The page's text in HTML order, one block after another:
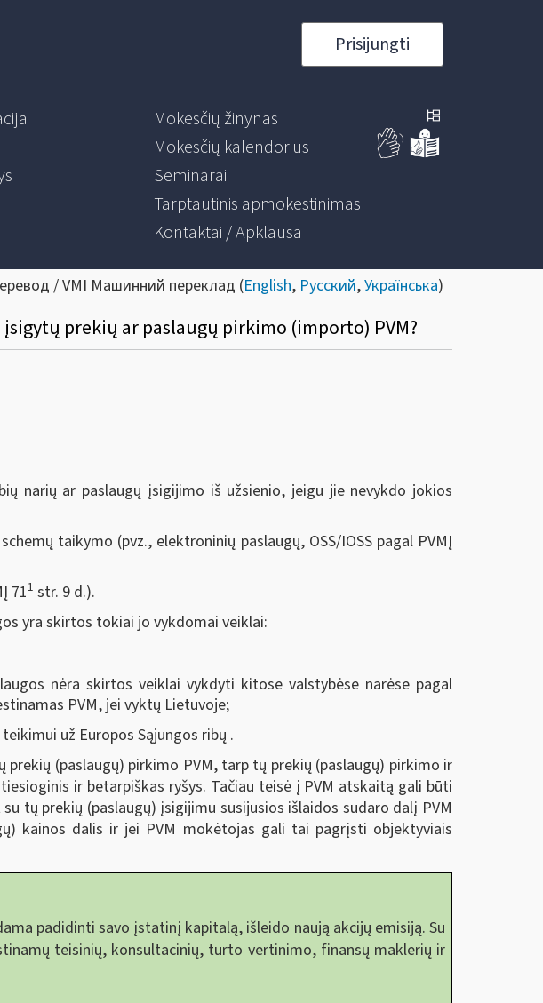
Prisijungti
Mokesčių žinynas
Mokesčių kalendorius
Seminarai
Tarptautinis apmokestinimas
Kontaktai / Apklausa
/ VMI Машинний переклад (English, Русский,Українська)
prekių ar paslaugų pirkimo (importo) PVM?
narių ar paslaugų įsigijimo iš užsienio, jeigu jie nevykdo jokios
taikymo (pvz., elektroninių paslaugų, OSS/IOSS pagal PVMĮ
711 str. 9 d.).
yra skirtos tokiai jo vykdomai veiklai:
nėra skirtos veiklai vykdyti kitose valstybėse narėse pagal
PVM, jei vyktų Lietuvoje;
už Europos Sąjungos ribų .
(paslaugų) pirkimo PVM, tarp tų prekių (paslaugų) pirkimo ir
ir betarpiškas ryšys. Tačiau teisė į PVM atskaitą gali būti
tų prekių (paslaugų) įsigijimu susijusios išlaidos sudaro dalį PVM
kainos dalis ir jei PVM mokėtojas gali tai pagrįsti objektyviais
padidinti savo įstatinį kapitalą, išleido naują akcijų emisiją. Su
teisinių, konsultacinių, turto vertinimo, finansų maklerių ir